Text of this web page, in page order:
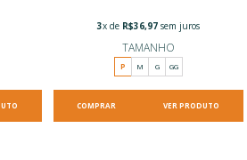
3x de R$36,97sem juros
TAMANHO
P M G GG
VER PRODUTO